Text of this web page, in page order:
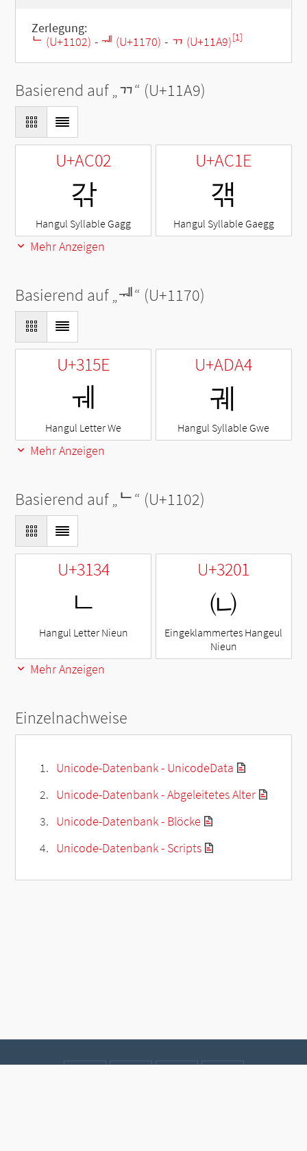
Zerlegung:
ᄂ (U+1102) - ᅰ (U+1170) - ᆩ (U+11A9)[1]
Basierend auf „ᆩ“ (U+11A9)
U+AC02
갂
Hangul Syllable Gagg
U+AC1E
갞
Hangul Syllable Gaegg
Mehr Anzeigen
Basierend auf „ᅰ“ (U+1170)
U+315E
ㅞ
Hangul Letter We
U+ADA4
궤
Hangul Syllable Gwe
Mehr Anzeigen
Basierend auf „ᄂ“ (U+1102)
U+3134
ㄴ
Hangul Letter Nieun
U+3201
㈁
Eingeklammertes Hangeul
Nieun
Mehr Anzeigen
Einzelnachweise
Unicode-Datenbank - UnicodeData
Unicode-Datenbank - Abgeleitetes Alter
Unicode-Datenbank - Blöcke
Unicode-Datenbank - Scripts